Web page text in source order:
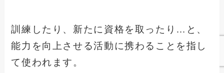
訓練したり、新たに資格を取ったり…と、
能力を向上させる活動に携わることを指し
て使われます。